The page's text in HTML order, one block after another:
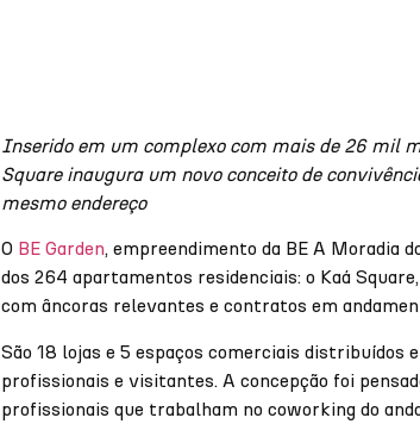
Inserido em um complexo com mais de 26 mil
Square inaugura um novo conceito de
mesmo endereço
O BE Garden, empreendimento da BE A Moradia
dos 264 apartamentos residenciais: o Kaá
com âncoras relevantes e contratos em
São 18 lojas e 5 espaços comerciais distribuídos
profissionais e visitantes. A concepção foi
profissionais que trabalham no coworking do